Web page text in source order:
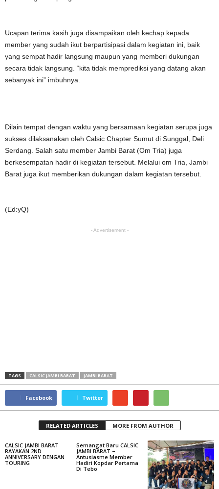
Ucapan terima kasih juga disampaikan oleh kechap kepada
member yang sudah ikut berpartisipasi dalam kegiatan ini, baik
yang sempat hadir langsung maupun yang memberi dukungan
secara tidak langsung. “kita tidak memprediksi yang datang akan
sebanyak ini” imbuhnya.
Dilain tempat dengan waktu yang bersamaan kegiatan serupa juga
sukses dilaksanakan oleh Calsic Chapter Sumut di Sunggal, Deli
Serdang. Salah satu member Jambi Barat (Om Tria) juga
berkesempatan hadir di kegiatan tersebut. Melalui om Tria, Jambi
Barat juga ikut memberikan dukungan dalam kegiatan tersebut.
(Ed:yQ)
- Advertisement -
TAGS CALSIC JAMBI BARAT JAMBI BARAT
Facebook Twitter
RELATED ARTICLES MORE FROM AUTHOR
CALSIC JAMBI BARAT
RAYAKAN 2ND
ANNIVERSARY DENGAN
TOURING
Semangat Baru CALSIC
JAMBI BARAT –
Antusiasme Member
Hadiri Kopdar Pertama
Di Tebo